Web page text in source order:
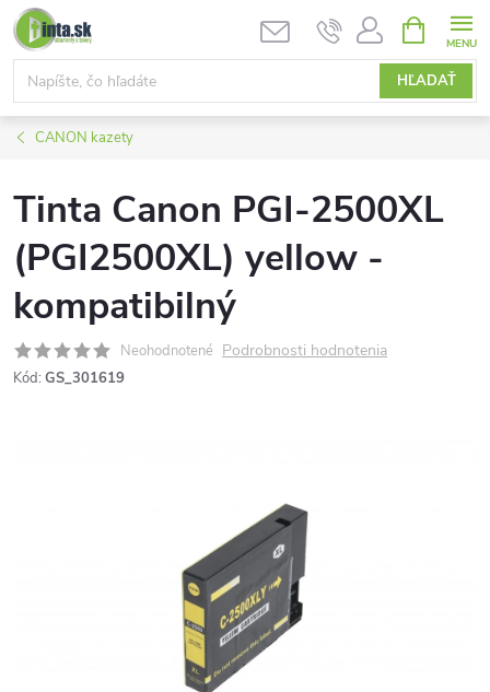
Prejsť
na
obsah
HĽADAŤ
KOŠÍK
CANON kazety
Tinta Canon PGI-2500XL
(PGI2500XL) yellow -
kompatibilný
Neohodnotené Podrobnosti hodnotenia
Kód: GS_301619